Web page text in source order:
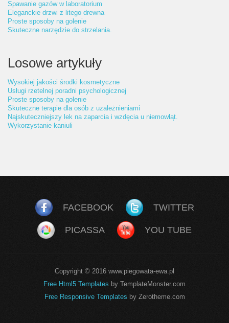
Spawanie gazów w laboratorium
Eleganckie drzwi z litego drewna
Proste sposoby na golenie
Skuteczne narzędzie do strzelania.
Losowe artykuły
Wysokiej jakości środki kosmetyczne
Usługi rzetelnej poradni psychologicznej
Proste sposoby na golenie
Skuteczne terapie dla osób z uzależnieniami
Najskuteczniejszy lek na zaparcia i wzdęcia u niemowląt.
Wykorzystanie kaniuli
FACEBOOK TWITTER
PICASSA YOU TUBE
Copyright © 2016 www.piegowata-ewa.pl
Free Html5 Templates by TemplateMonster.com
Free Responsive Templates by Zerotheme.com